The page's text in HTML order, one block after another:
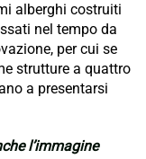
alberghi costruiti
nel tempo da
per cui se
strutture a quattro
a presentarsi
l’immagine